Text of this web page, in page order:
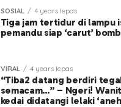
SOSIAL 4 years lepas
Tiga jam tertidur di lampu
pemandu siap ‘carut’
VIRAL 4 years lepas
“Tiba2 datang berdiri
semacam…” – Ngeri!
kedai didatangi lelaki